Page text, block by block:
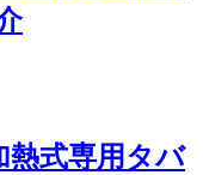
熱式専用タバ